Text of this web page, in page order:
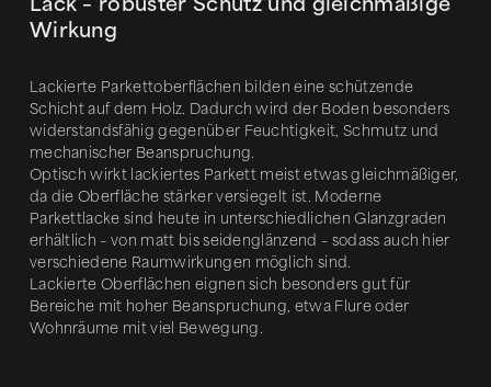
Wirkung
Lackierte Parkettoberflächen bilden eine schützende
Schicht auf dem Holz. Dadurch wird der Boden besonders
widerstandsfähig gegenüber Feuchtigkeit, Schmutz und
mechanischer Beanspruchung.
Optisch wirkt lackiertes Parkett meist etwas gleichmäßiger,
da die Oberfläche stärker versiegelt ist. Moderne
Parkettlacke sind heute in unterschiedlichen Glanzgraden
erhältlich – von matt bis seidenglänzend – sodass auch hier
verschiedene Raumwirkungen möglich sind.
Lackierte Oberflächen eignen sich besonders gut für
Bereiche mit hoher Beanspruchung, etwa Flure oder
Wohnräume mit viel Bewegung.